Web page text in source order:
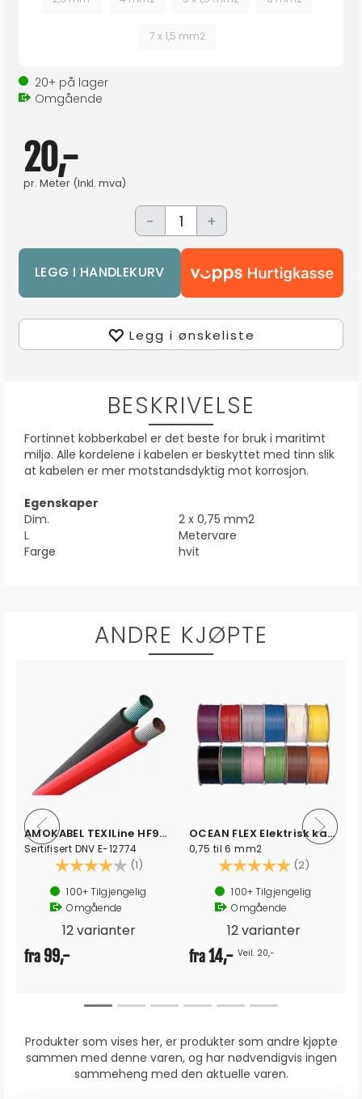
7 x 1,5 mm2
20+ på lager
Omgående
20,-
pr. Meter (Inkl. mva)
- +
Legg i ønskeliste
BESKRIVELSE
Fortinnet kobberkabel er det beste for bruk i maritimt
miljø. Alle kordelene i kabelen er beskyttet med tinn slik
at kabelen er mer motstandsdyktig mot korrosjon.
Egenskaper
Dim.
2 x 0,75 mm2
L
Metervare
Farge
hvit
ANDRE KJØPTE
AMOKABEL TEXILine HF90 Kabel
Sertifisert DNV E-12774
Karakter: (1) 4.0 av 5 mulige
100+Tilgjengelig
Omgående
12 varianter
fra 99,-
OCEAN FLEX Elektrisk kabel fortinnet
0,75 til 6 mm2
Karakter: (2)
100+Tilgjengelig
Omgående
12 varianter
fra14,- Veil. 20,-
Produkter som vises her, er produkter som andre kjøpte
sammen med denne varen, og har nødvendigvis ingen
sammeheng med den aktuelle varen.